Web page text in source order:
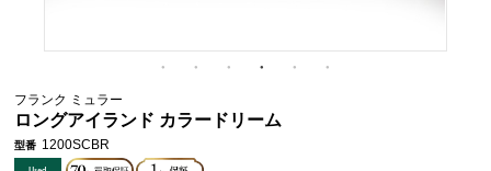
フランク ミュラー
ロングアイランド カラードリーム
型番 1200SCBR